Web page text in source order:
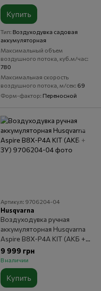
Купить
Тип Воздуходувка садовая
аккумуляторная
Максимальный объем
воздушного потока, куб.м/час
780
Максимальная скорость
воздушного потока, м/сек 69
Форм-фактор Переносной
Артикул: 9706204-04
Husqvarna
Воздуходувка ручная
аккумуляторная Husqvarna
Aspire B8X-P4A KIT (АКБ +
ЗУ)
9 999 грн
В наличии
Купить